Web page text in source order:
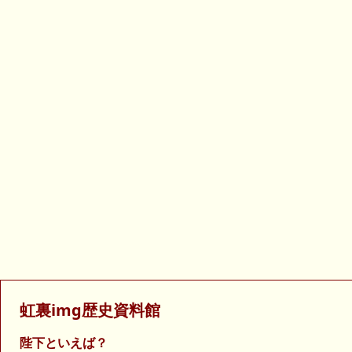
虹裏img歴史資料館
陛下といえば？